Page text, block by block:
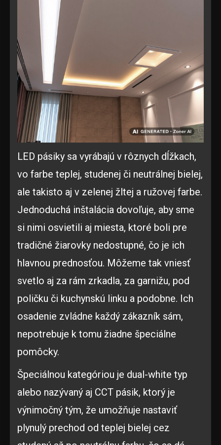
LED pásiky sa vyrábajú v rôznych dĺžkach,
vo farbe teplej, studenej či neutrálnej bielej,
ale takisto aj v zelenej žltej a ružovej farbe.
Jednoduchá inštalácia dovoľuje, aby sme
si nimi osvietili aj miesta, ktoré boli pre
tradičné žiarovky nedostupné, čo je ich
hlavnou prednosťou. Môžeme tak vniesť
svetlo aj za rám zrkadla, za garnižu, pod
poličku či kuchynskú linku a podobne. Ich
osadenie zvládne každý zákazník sám,
nepotrebuje k tomu žiadne špeciálne
pomôcky.
Špeciálnou kategóriou je dual-white typ
alebo nazývaný aj CCT pásik, ktorý je
výnimočný tým, že umožňuje nastaviť
plynulý prechod od teplej bielej cez